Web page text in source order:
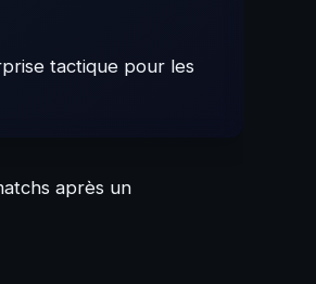
tactique pour les
après un